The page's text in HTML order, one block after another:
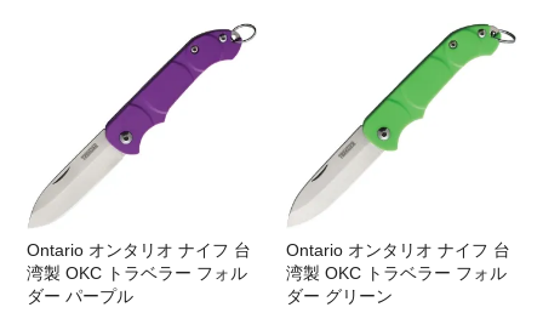
Ontario オンタリオ ナイフ 台
湾製 OKC トラベラー フォル
ダー パープル
Ontario オンタリオ ナイフ 台
湾製 OKC トラベラー フォル
ダー グリーン